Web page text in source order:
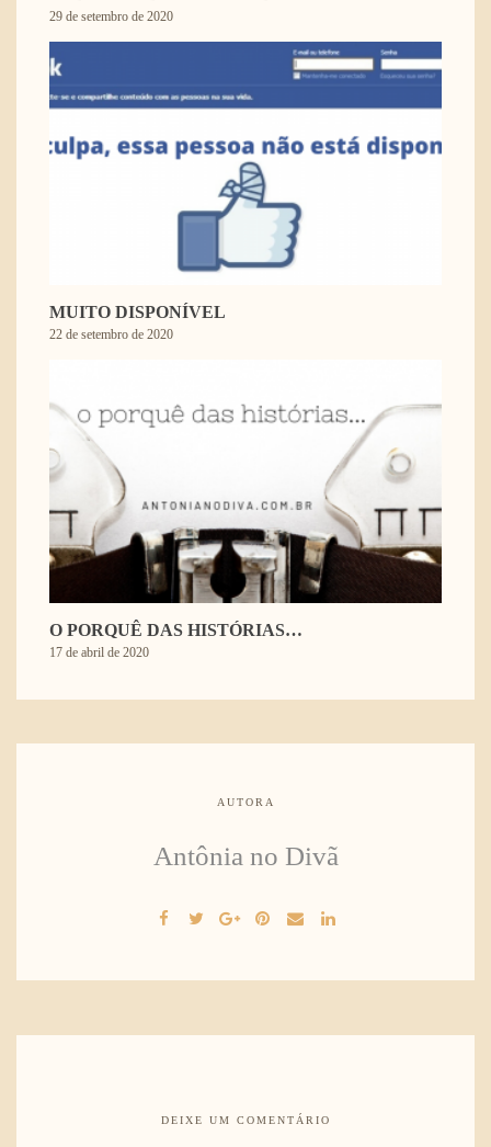
29 de setembro de 2020
MUITO DISPONÍVEL
22 de setembro de 2020
O PORQUÊ DAS HISTÓRIAS…
17 de abril de 2020
AUTORA
Antônia no Divã
DEIXE UM COMENTÁRIO